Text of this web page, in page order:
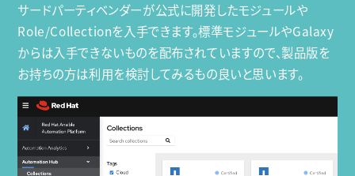
サードパーティベンダーが公式に開発したモジュールや
Role/Collectionを入手できます。標準モジュールやGalaxy
からは入手できないものを配布されていますので、製品版を
お持ちの方は利用を検討してみるもの良いと思います。